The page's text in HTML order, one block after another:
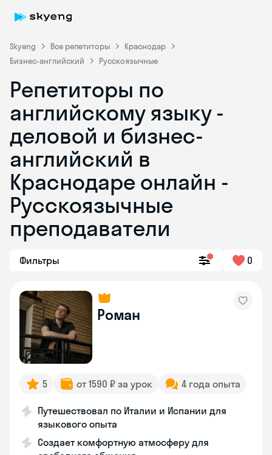
Skyeng Все репетиторы
Краснодар
Бизнес-английский
Русскоязычные
Репетиторы по
английскому языку -
деловой и бизнес-
английский в
Краснодаре онлайн -
Русскоязычные
преподаватели
Фильтры 0
Роман
5 от 1590 ₽ за урок 4 года опыта
Путешествовал по Италии и Испании для
языкового опыта
Создает комфортную атмосферу для
Skyeng Chat